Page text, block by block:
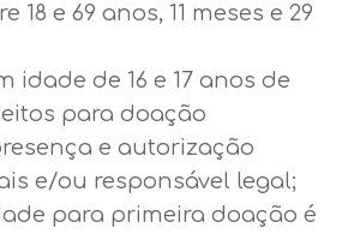
18 e 69 anos, 11 meses e 29
idade de 16 e 17 anos de
para doação
e autorização
e/ou responsável legal;
para primeira doação é